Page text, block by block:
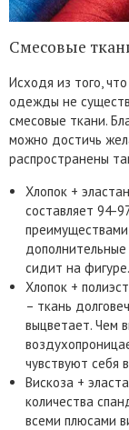
Смесовые
Исходя из того,
одежды не
смесовые ткани.
можно достичь
распространены
Хлопок +
составляет 94-
сидит на фигуре.
Хлопок +
– ткань
выцветает. Чем
чувствуют себя
Вискоза +
количества
всеми плюсами